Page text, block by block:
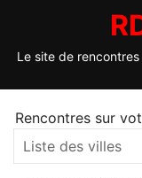
Le site de
Rencontres sur